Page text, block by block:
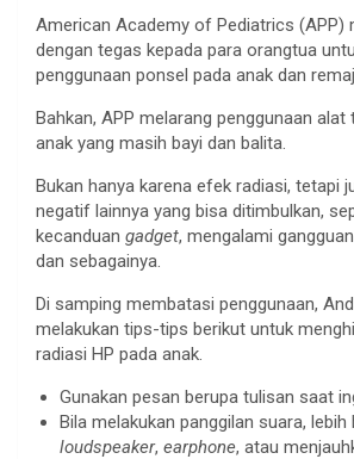
American Academy of Pediatrics (APP)
dengan tegas kepada para orangtua
penggunaan ponsel pada anak dan
Bahkan, APP melarang penggunaan alat
anak yang masih bayi dan balita.
Bukan hanya karena efek radiasi, tetapi
negatif lainnya yang bisa ditimbulkan,
kecanduan gadget, mengalami
dan sebagainya.
Di samping membatasi penggunaan,
melakukan tips-tips berikut untuk
radiasi HP pada anak.
Gunakan pesan berupa tulisan saat
Bila melakukan panggilan suara, lebih
loudspeaker, earphone, atau